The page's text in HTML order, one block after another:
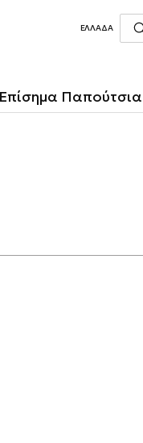
ΕΛΛΆΔΑ
Παπούτσια